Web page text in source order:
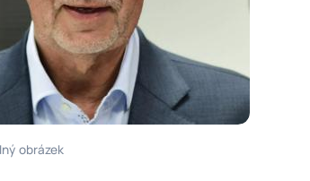
obrázek